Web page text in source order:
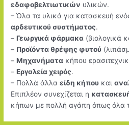
εδαφοβελτιωτικών υλικών.
– Όλα τα υλικά για κατασκευή
αρδευτικού συστήματος.
–Γεωργικά φάρμακα (βιολογικά
– Προϊόντα θρέψης φυτού
–Μηχανήματα κήπου
–Εργαλεία χειρός.
– Πολλά άλλαείδη κήπου και
Επιπλέον συνεχίζεται η
κήπων με πολλή αγάπη όπως όλα